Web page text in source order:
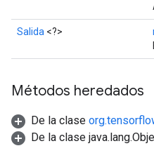
Salida <?>
Métodos heredados
De la clase
De la clase